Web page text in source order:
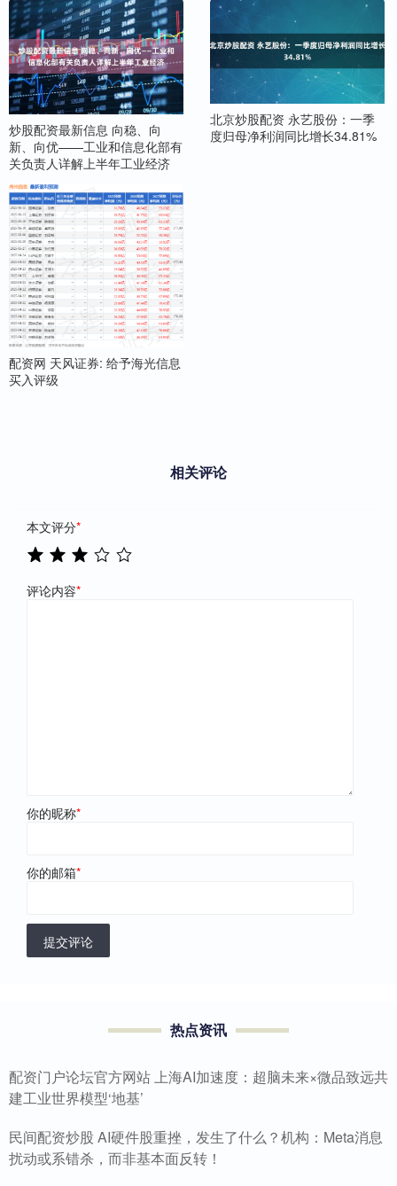
炒股配资最新信息 向稳、向
新、向优——工业和信息化部有
关负责人详解上半年工业经济
北京炒股配资 永艺股份：一季
度归母净利润同比增长34.81%
配资网 天风证券: 给予海光信息
买入评级
相关评论
本文评分*
评论内容*
你的昵称*
你的邮箱*
提交评论
热点资讯
配资门户论坛官方网站 上海AI加速度：超脑未来×微品致远共
建工业世界模型‘地基’
民间配资炒股 AI硬件股重挫，发生了什么？机构：Meta消息
扰动或系错杀，而非基本面反转！